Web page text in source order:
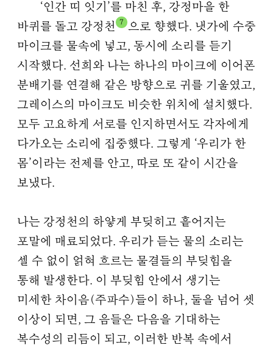
‘인간 띠 잇기’를 마친 후, 강정마을 한
바퀴를 돌고 강정천 7 으로 향했다. 냇가에 수중
마이크를 물속에 넣고, 동시에 소리를 듣기
시작했다. 선희와 나는 하나의 마이크에 이어폰
분배기를 연결해 같은 방향으로 귀를 기울였고,
그레이스의 마이크도 비슷한 위치에 설치했다.
모두 고요하게 서로를 인지하면서도 각자에게
다가오는 소리에 집중했다. 그렇게 ‘우리가 한
몸’이라는 전제를 안고, 따로 또 같이 시간을
보냈다.
나는 강정천의 하얗게 부딪히고 흩어지는
포말에 매료되었다. 우리가 듣는 물의 소리는
셀 수 없이 얽혀 흐르는 물결들의 부딪힘을
통해 발생한다. 이 부딪힘 안에서 생기는
미세한 차이음(주파수)들이 하나, 둘을 넘어 셋
이상이 되면, 그 음들은 다음을 기대하는
복수성의 리듬이 되고, 이러한 반복 속에서